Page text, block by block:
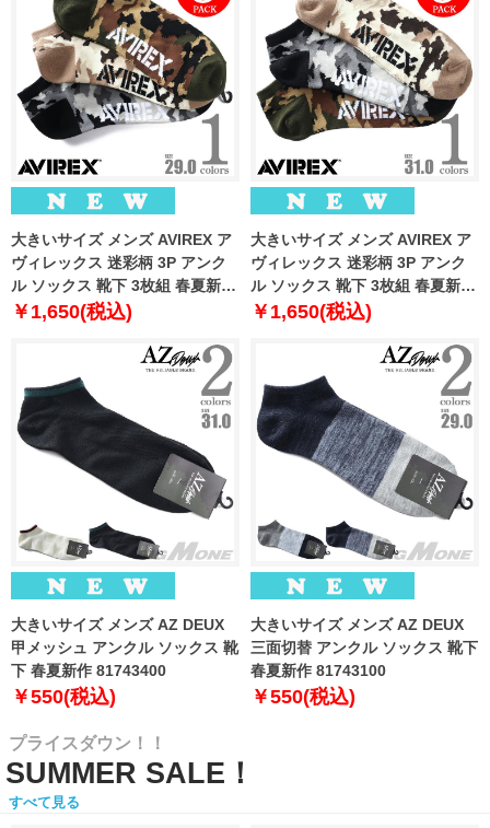
大きいサイズ メンズ AVIREX ア
ヴィレックス 迷彩柄 3P アンク
ル ソックス 靴下 3枚組 春夏新作
81713400
￥1,650(税込)
大きいサイズ メンズ AVIREX ア
ヴィレックス 迷彩柄 3P アンク
ル ソックス 靴下 3枚組 春夏新作
81713500
￥1,650(税込)
大きいサイズ メンズ AZ DEUX
甲メッシュ アンクル ソックス 靴
下 春夏新作 81743400
￥550(税込)
大きいサイズ メンズ AZ DEUX
三面切替 アンクル ソックス 靴下
春夏新作 81743100
￥550(税込)
プライスダウン！！
SUMMER SALE！
すべて見る